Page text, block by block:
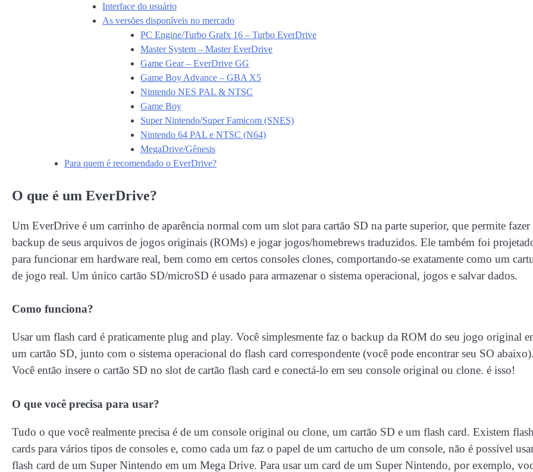
Interface do usuário
As versões disponíveis no mercado
PC Engine/Turbo Grafx 16 – Turbo EverDrive
Master System – Master EverDrive
Game Gear – EverDrive GG
Game Boy Advance – GBA X5
Nintendo NES PAL & NTSC
Game Boy
Super Nintendo/Super Famicom (SNES)
Nintendo 64 PAL e NTSC (N64)
MegaDrive/Gênesis
Para quem é recomendado o EverDrive?
O que é um EverDrive?
Um EverDrive é um carrinho de aparência normal com um slot para cartão SD na parte superior, que permite fazer
backup de seus arquivos de jogos originais (ROMs) e jogar jogos/homebrews traduzidos. Ele também foi
para funcionar em hardware real, bem como em certos consoles clones, comportando-se exatamente como um
de jogo real. Um único cartão SD/microSD é usado para armazenar o sistema operacional, jogos e salvar dados.
Como funciona?
Usar um flash card é praticamente plug and play. Você simplesmente faz o backup da ROM do seu jogo original
um cartão SD, junto com o sistema operacional do flash card correspondente (você pode encontrar seu SO
Você então insere o cartão SD no slot de cartão flash card e conectá-lo em seu console original ou clone. é isso!
O que você precisa para usar?
Tudo o que você realmente precisa é de um console original ou clone, um cartão SD e um flash card. Existem
cards para vários tipos de consoles e, como cada um faz o papel de um cartucho de um console, não é possível
flash card de um Super Nintendo em um Mega Drive. Para usar um card de um Super Nintendo, por exemplo,